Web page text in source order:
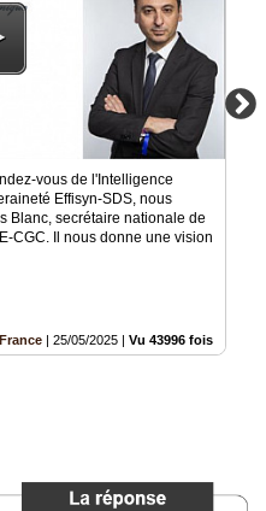
vous de l'Intelligence
Effisyn-SDS, nous
Blanc, secrétaire nationale de
CGC. Il nous donne une vision
France
25/05/2025 Vu 43996 fois